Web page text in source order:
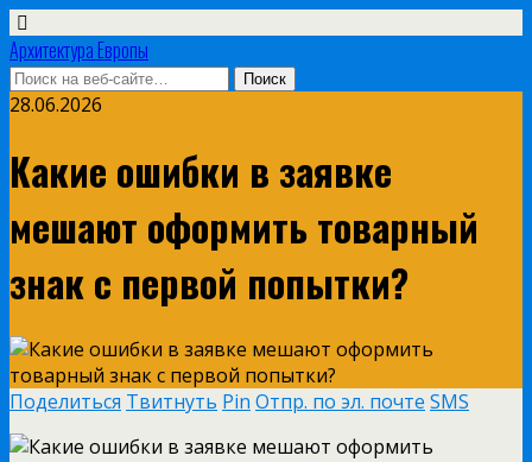
Архитектура Европы
28.06.2026
Какие ошибки в заявке
мешают оформить товарный
знак с первой попытки?
Поделиться Твитнуть Pin Отпр. по эл. почте SMS